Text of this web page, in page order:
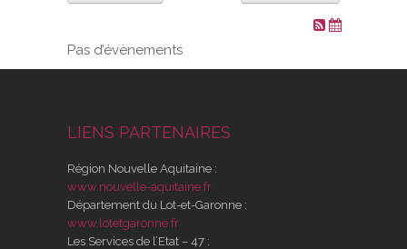
VOS DEMARCHES
SOCIAL
SPORTS ET LOISIRS
CULTURE ET PATRIMOINE
Pas d’évènements
LIENS PARTENAIRES
Région Nouvelle Aquitaine :
www.nouvelle-aquitaine.fr
Département du Lot-et-Garonne :
www.lotetgaronne.fr
Les Services de l’Etat – 47 :